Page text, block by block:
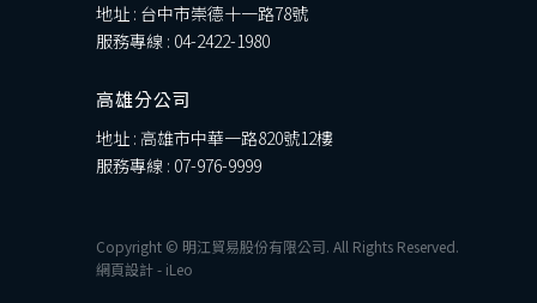
地址 : 台中市崇德十一路78號
服務專線 : 04-2422-1980
高雄分公司
地址 : 高雄市中華一路820號12樓
服務專線 : 07-976-9999
Copyright © 明江貿易股份有限公司. All Rights Reserved.
網頁設計- iLeo